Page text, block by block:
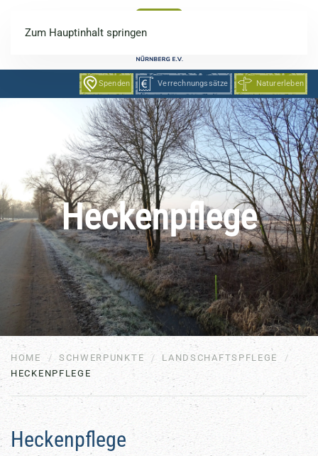
Zum Hauptinhalt springen
Spenden Verrechnungssätze Naturerleben
Heckenpflege
HOME SCHWERPUNKTE
LANDSCHAFTSPFLEGE
HECKENPFLEGE
Heckenpflege